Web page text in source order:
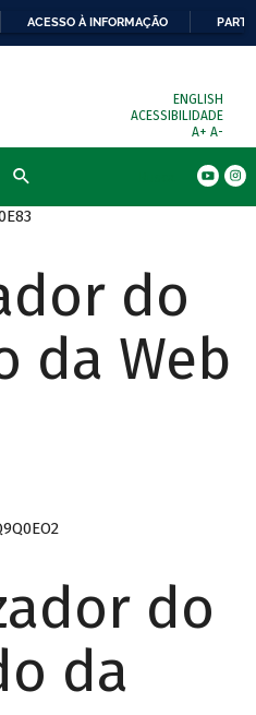
ACESSO À INFORMAÇÃO
ENGLISH
ACESSIBILIDADE
A+ A-
do
da Web
do
da